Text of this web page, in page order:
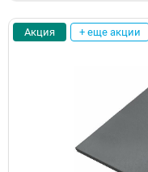
Акция + еще акции